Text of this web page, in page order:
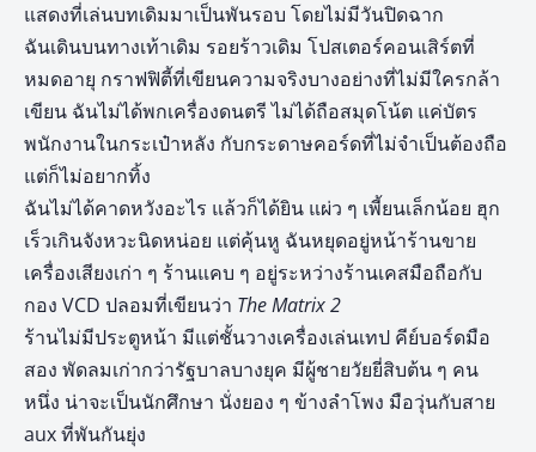
แสดงที่เล่นบทเดิมมาเป็นพันรอบ โดยไม่มีวันปิดฉาก
ฉันเดินบนทางเท้าเดิม รอยร้าวเดิม โปสเตอร์คอนเสิร์ตที่
หมดอายุ กราฟฟิตี้ที่เขียนความจริงบางอย่างที่ไม่มีใครกล้า
เขียน ฉันไม่ได้พกเครื่องดนตรี ไม่ได้ถือสมุดโน้ต แค่บัตร
พนักงานในกระเป๋าหลัง กับกระดาษคอร์ดที่ไม่จำเป็นต้องถือ
แต่ก็ไม่อยากทิ้ง
ฉันไม่ได้คาดหวังอะไร แล้วก็ได้ยิน แผ่ว ๆ เพี้ยนเล็กน้อย ฮุก
เร็วเกินจังหวะนิดหน่อย แต่คุ้นหู ฉันหยุดอยู่หน้าร้านขาย
เครื่องเสียงเก่า ๆ ร้านแคบ ๆ อยู่ระหว่างร้านเคสมือถือกับ
กอง VCD ปลอมที่เขียนว่า The Matrix 2
ร้านไม่มีประตูหน้า มีแต่ชั้นวางเครื่องเล่นเทป คีย์บอร์ดมือ
สอง พัดลมเก่ากว่ารัฐบาลบางยุค มีผู้ชายวัยยี่สิบต้น ๆ คน
หนึ่ง น่าจะเป็นนักศึกษา นั่งยอง ๆ ข้างลำโพง มือวุ่นกับสาย
aux ที่พันกันยุ่ง